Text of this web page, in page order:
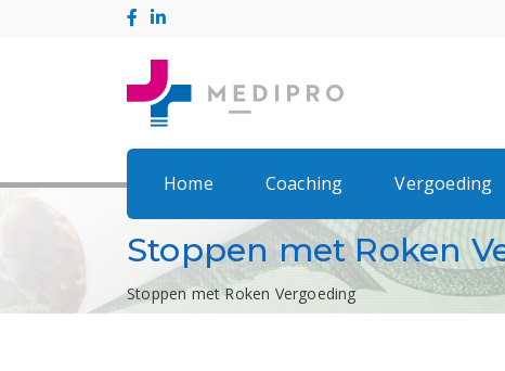
Home Coaching Vergoeding
Stoppen met Roken
Stoppen met Roken Vergoeding